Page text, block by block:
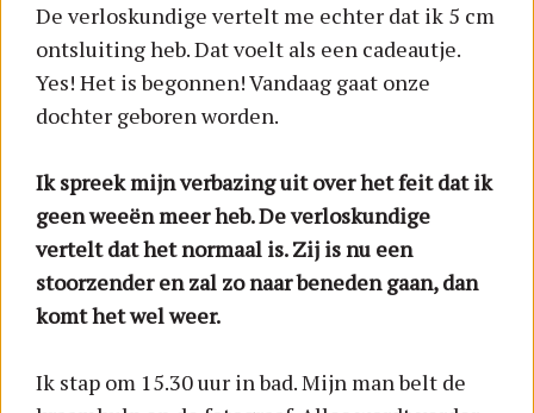
De verloskundige vertelt me echter dat ik 5 cm
ontsluiting heb. Dat voelt als een cadeautje.
Yes! Het is begonnen! Vandaag gaat onze
dochter geboren worden.
Ik spreek mijn verbazing uit over het feit dat ik
geen weeën meer heb. De verloskundige
vertelt dat het normaal is. Zij is nu een
stoorzender en zal zo naar beneden gaan, dan
komt het wel weer.
Ik stap om 15.30 uur in bad. Mijn man belt de